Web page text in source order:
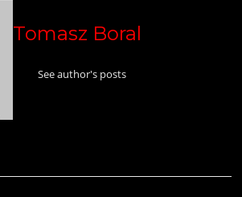
Tomasz Boral
See author's posts